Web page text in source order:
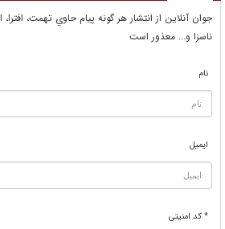
جوان آنلاين از انتشار هر گونه پيام حاوي تهمت،
ناسزا و... معذور است
نام
ایمیل
* کد امنیتی